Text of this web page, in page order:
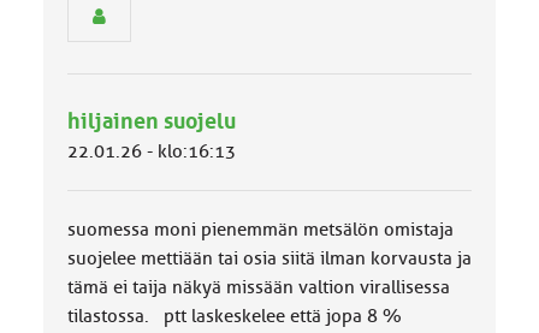
m
ä
k
k
a
hiljainen suojelu
22.01.26 - klo:16:13
suomessa moni pienemmän metsälön omistaja
suojelee mettiään tai osia siitä ilman korvausta ja
tämä ei taija näkyä missään valtion virallisessa
tilastossa. ptt laskeskelee että jopa 8 %